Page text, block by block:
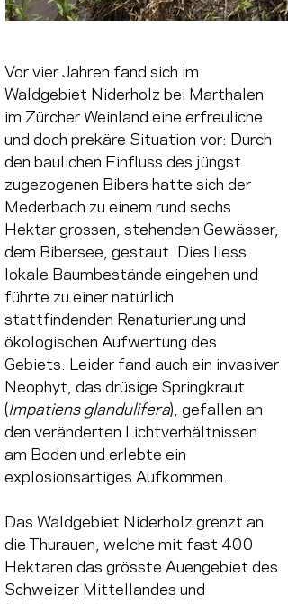
Vor vier Jahren fand sich im
Waldgebiet Niderholz bei Marthalen
im Zürcher Weinland eine erfreuliche
und doch prekäre Situation vor: Durch
den baulichen Einfluss des jüngst
zugezogenen Bibers hatte sich der
Mederbach zu einem rund sechs
Hektar grossen, stehenden Gewässer,
dem Bibersee, gestaut. Dies liess
lokale Baumbestände eingehen und
führte zu einer natürlich
stattfindenden Renaturierung und
ökologischen Aufwertung des
Gebiets. Leider fand auch ein invasiver
Neophyt, das drüsige Springkraut
(Impatiens glandulifera), gefallen an
den veränderten Lichtverhältnissen
am Boden und erlebte ein
explosionsartiges Aufkommen.
Das Waldgebiet Niderholz grenzt an
die Thurauen, welche mit fast 400
Hektaren das grösste Auengebiet des
Schweizer Mittellandes und